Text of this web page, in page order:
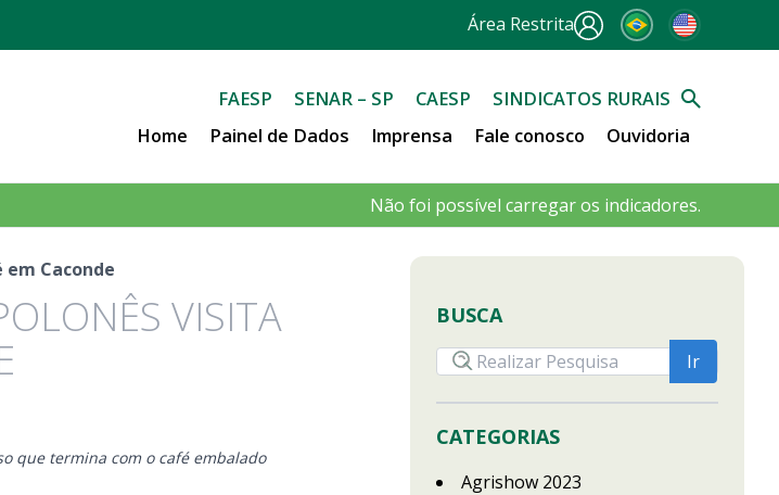
Área Restrita
FAESP SENAR – SP CAESP
SINDICATOS RURAIS
Home
Painel de Dados Imprensa Fale conosco Ouvidoria
Não foi possível carregar os indicadores.
Caconde
VISITA
que termina com o café embalado
BUSCA
CATEGORIAS
Agrishow 2023